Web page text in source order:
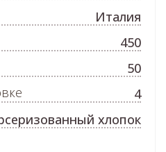
Италия
450
50
4
хлопок